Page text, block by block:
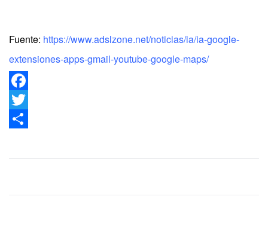
Fuente: https://www.adslzone.net/noticias/ia/ia-google-
extensiones-apps-gmail-youtube-google-maps/
Facebook
Twitter